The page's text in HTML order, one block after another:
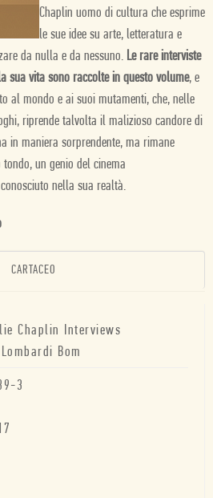
Chaplin uomo di cultura che esprime
le sue idee su arte, letteratura e
da nulla e da nessuno. Le rare interviste
sua vita sono raccolte in questo volume, e
al mondo e ai suoi mutamenti, che, nelle
riprende talvolta il malizioso candore di
in maniera sorprendente, ma rimane
un genio del cinema
nella sua realtà.
CARTACEO
Chaplin Interviews
Bom
3